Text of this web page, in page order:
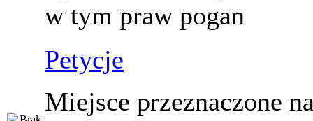
w tym praw pogan
Petycje
Miejsce przeznaczone